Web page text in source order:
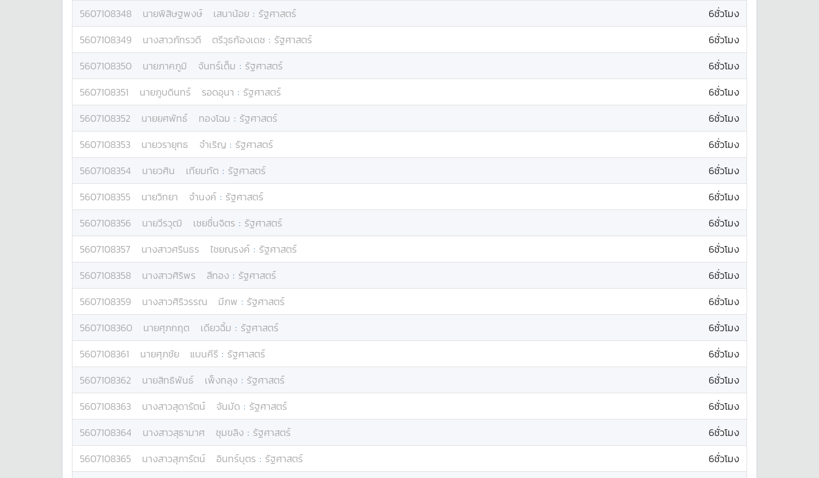
5607108348
นายพิสิษฐพงษ์ เสนาน้อย : รัฐศาสตร์
6ชั่วโมง
5607108349
นางสาวภัทรวดี ตรีวุธก้องเดช : รัฐศาสตร์
6ชั่วโมง
5607108350
นายภาคภูมิ จันทร์เต็ม : รัฐศาสตร์
6ชั่วโมง
5607108351
นายภูบดินทร์ รอดอุนา : รัฐศาสตร์
6ชั่วโมง
5607108352
นายยศพัทธ์ ทองโฉม : รัฐศาสตร์
6ชั่วโมง
5607108353
นายวรายุทธ จำเริญ : รัฐศาสตร์
6ชั่วโมง
5607108354
นายวศิน เทียมทัต : รัฐศาสตร์
6ชั่วโมง
5607108355
นายวิทยา จำนงค์ : รัฐศาสตร์
6ชั่วโมง
5607108356
นายวีรวุฒิ เชยชื่นจิตร : รัฐศาสตร์
6ชั่วโมง
5607108357
นางสาวศรินธร ไชยณรงค์ : รัฐศาสตร์
6ชั่วโมง
5607108358
นางสาวศิริพร สีทอง : รัฐศาสตร์
6ชั่วโมง
5607108359
นางสาวศิริวรรณ มีภพ : รัฐศาสตร์
6ชั่วโมง
5607108360
นายศุภกฤต เดียวฉิ้ม : รัฐศาสตร์
6ชั่วโมง
5607108361
นายศุภชัย แบนคีรี : รัฐศาสตร์
6ชั่วโมง
5607108362
นายสิทธิพันธ์ เพ็งทลุง : รัฐศาสตร์
6ชั่วโมง
5607108363
นางสาวสุดารัตน์ จันมัด : รัฐศาสตร์
6ชั่วโมง
5607108364
นางสาวสุธามาศ ชุมขลิง : รัฐศาสตร์
6ชั่วโมง
5607108365
นางสาวสุภารัตน์ อินทร์บุตร : รัฐศาสตร์
6ชั่วโมง